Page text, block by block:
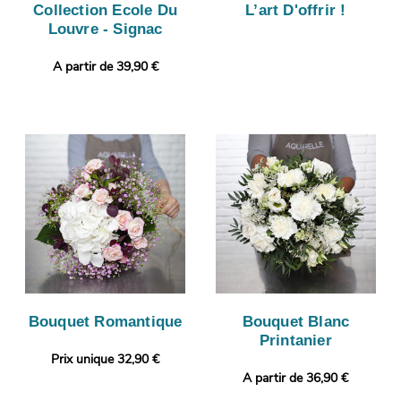
Collection Ecole Du
Louvre - Signac
A partir de 39,90 €
L’art D'offrir !
Bouquet Romantique
Prix unique 32,90 €
Bouquet Blanc
Printanier
A partir de 36,90 €